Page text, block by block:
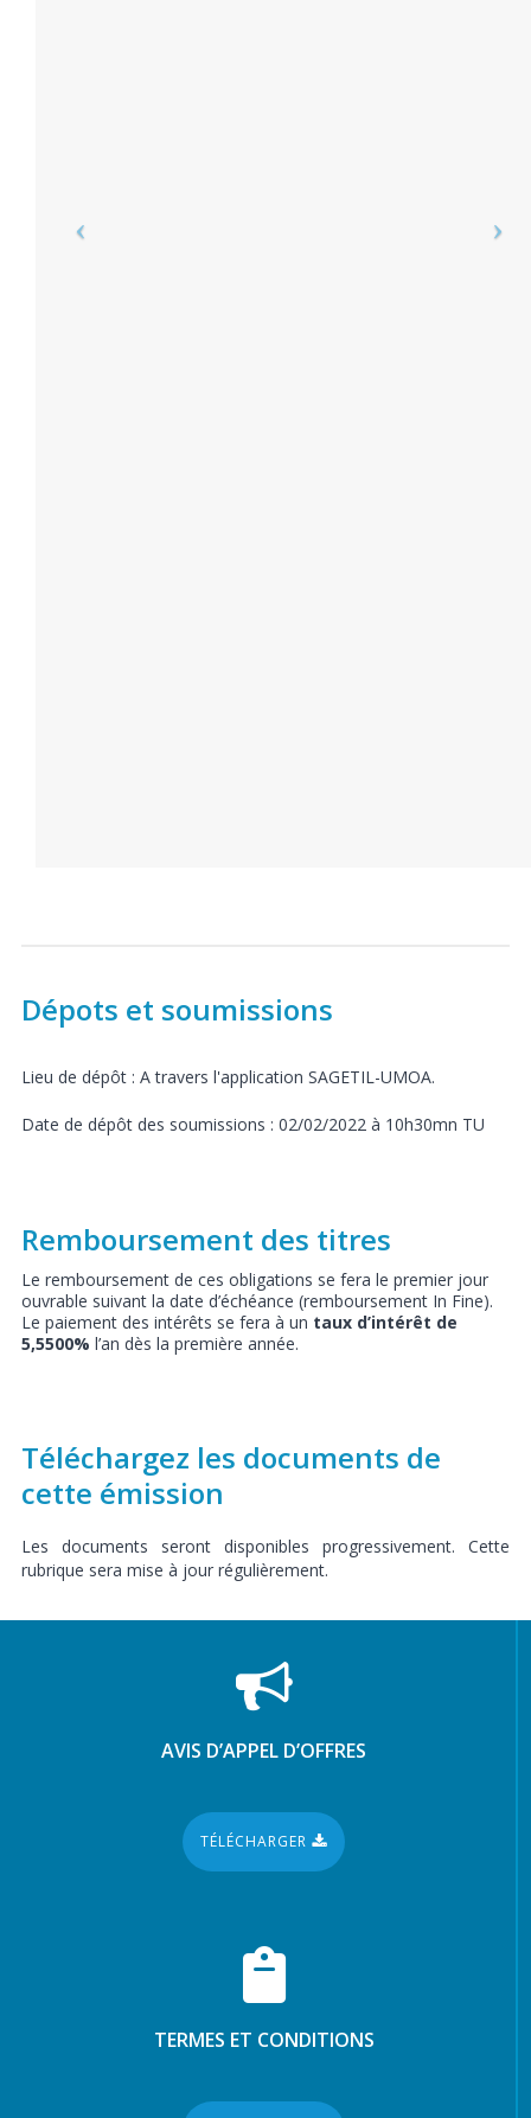
Dépots et soumissions
Lieu de dépôt : A travers l'application SAGETIL-UMOA.
Date de dépôt des soumissions : 02/02/2022 à 10h30mn TU
Remboursement des titres
Le remboursement de ces obligations se fera le premier jour
ouvrable suivant la date d’échéance (remboursement In Fine).
Le paiement des intérêts se fera à un taux d’intérêt de
5,5500% l’an dès la première année.
Téléchargez les documents de
cette émission
Les documents seront disponibles progressivement. Cette
rubrique sera mise à jour régulièrement.
AVIS D’APPEL D’OFFRES
TÉLÉCHARGER
TERMES ET CONDITIONS